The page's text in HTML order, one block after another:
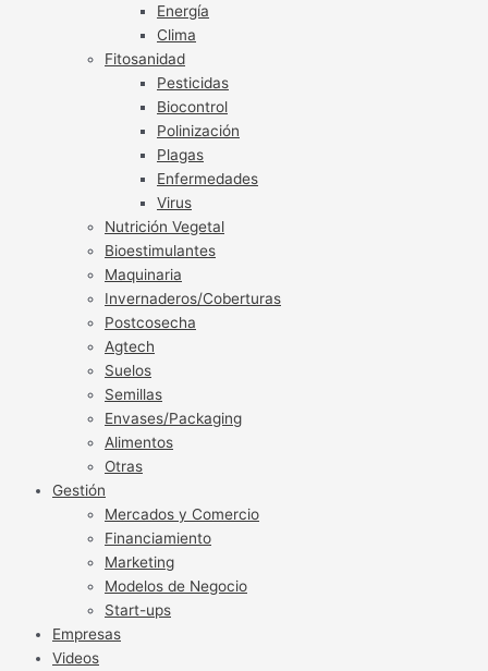
Energía
Clima
Fitosanidad
Pesticidas
Biocontrol
Polinización
Plagas
Enfermedades
Virus
Nutrición Vegetal
Bioestimulantes
Maquinaria
Invernaderos/Coberturas
Postcosecha
Agtech
Suelos
Semillas
Envases/Packaging
Alimentos
Otras
Gestión
Mercados y Comercio
Financiamiento
Marketing
Modelos de Negocio
Start-ups
Empresas
Videos